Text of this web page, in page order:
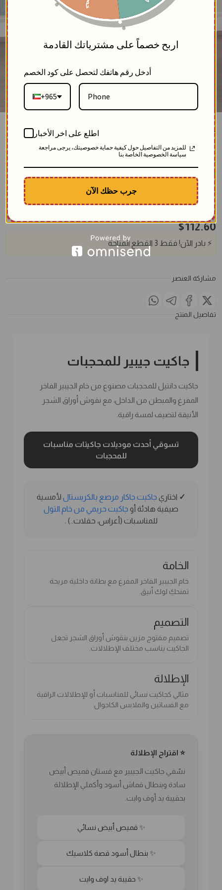
جاكيت من خام الجيبير-كحلي-1
2
SKU: 12556-navy-1
الوصف
جاكيت نسائي صيفي أنيق:
♢ مصنوع من خام الجيبير المفرغ ومبطن من الداخل
♢ مزين بنقوش ورق الشجر على كامل الجاكيت
♢ تصميم مفتوح يمنحكِ إطلالة فاخرة للمناسبات والسهرات
112.60
$
⚡ بادر الآن! فقط 3 القطع المتاحة
مشاركة العنصر
تفاصيل المنتج
جاكيت جيبير للمحجبات
جاكيت دانتيل للمحجبات مصنوع من خام الجيبير الفاخر
المفرغ والمبطن من الداخل، مع نقوش أوراق الشجر
الأنيقة لتضيف لمسة راقية.
تسوقي أحدث موديلات جاكيتات مناسبات
للمحجبات
✓ اختاري جاكيت جاكار مرصع بالكريستال لأمسية
صيفية هادئة أو جاكيت حريمي من خام التول
للمناسبات (أعراس، حفلات..) .
الخامة
خام الجيبير الفاخر المفرغ مع بطانة داخلية مريحة
تمنحكِ لوك أنيق.
التصميم
تصميم مفتوح مزين بنقوش أوراق الشجر تجعل
الجاكيت يناسب مختلف الإطلالات.
الإطلالة
مثالي كجاكيت نسائي للمناسبات أو للإطلالات الراقية
مع الفساتين والملابس الكاجوال.
⭐ اقتراح الإطلالة
نسّقي جاكيت الجيبير مع فستان قميص أبيض
سادة وبنطال قماش أسود وأكملي الإطلالة
بحقيبة يد أوف وايت.
✨ قميص أبيض نسائي
✨ بنطال أسود قصة كلاسيك
✨ حقيبة يد اوف وايت
اربح خصماً على مشترياتك القادمة
أدخل رقم هاتفك لتحصل على كود الخصم
+965
اطلع على اخر الأخبار
للمزيد من التفاصيل حول كيفية حماية خصوصيتك، يرجى مراجعة
سياسة الخصوصية الخاصة بنا
جرب حظك الآن